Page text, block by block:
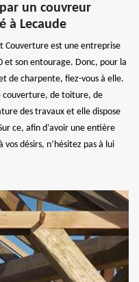
un couvreur
à Lecaude
Couverture est une entreprise
et son entourage. Donc, pour la
de charpente, fiez-vous à elle.
couverture, de toiture, de
des travaux et elle dispose
ce, afin d’avoir une entière
désirs, n’hésitez pas à lui